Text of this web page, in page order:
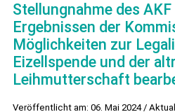
Stellungnahme des AKF
Ergebnissen der
Möglichkeiten zur
Eizellspende und der
Leihmutterschaft
Veröffentlicht am: 06. Mai 2024 /